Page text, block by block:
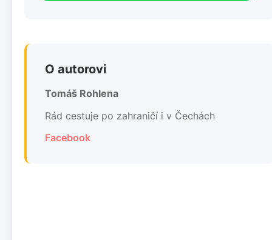
O autorovi
Tomáš Rohlena
Rád cestuje po zahraničí i v Čechách
Facebook